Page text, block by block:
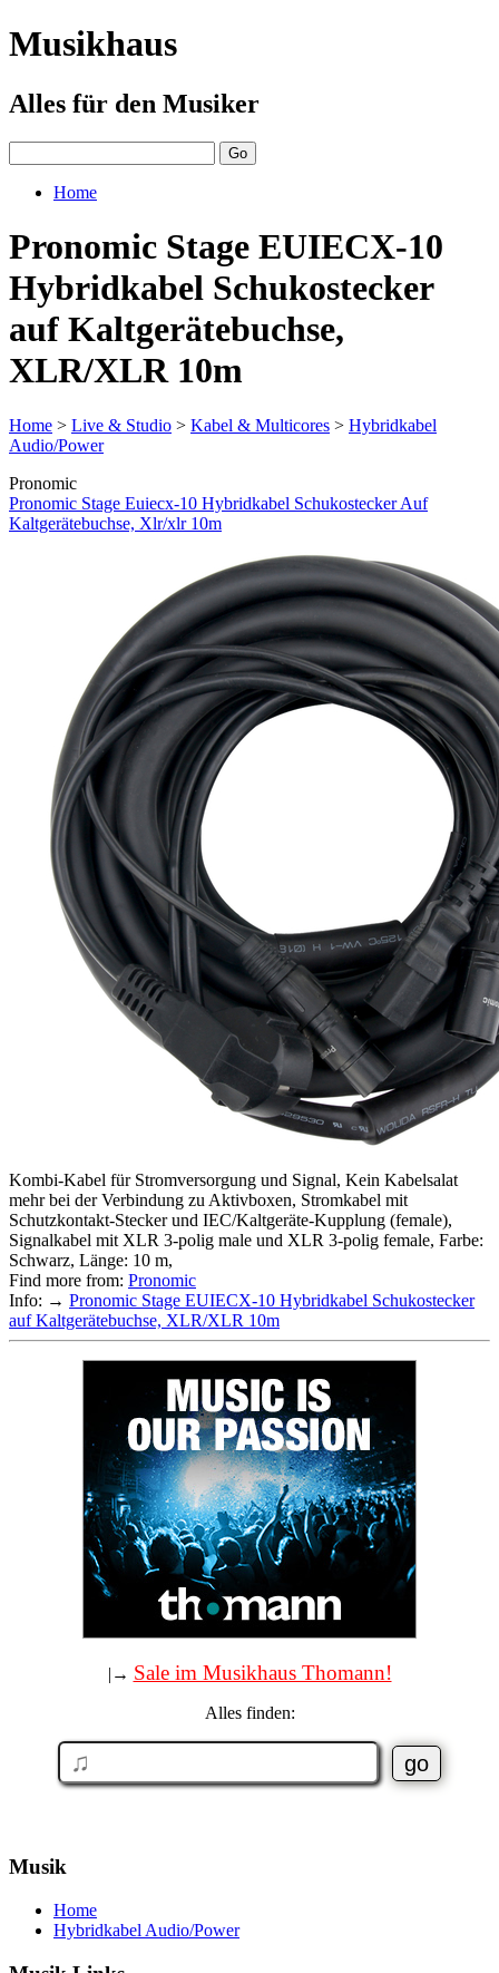
Musikhaus
Alles für den Musiker
Home
Pronomic Stage EUIECX-10
Hybridkabel Schukostecker
auf Kaltgerätebuchse,
XLR/XLR 10m
Home > Live & Studio > Kabel & Multicores > Hybridkabel
Audio/Power
Pronomic
Pronomic Stage Euiecx-10 Hybridkabel Schukostecker Auf
Kaltgerätebuchse, Xlr/xlr 10m
Kombi-Kabel für Stromversorgung und Signal, Kein Kabelsalat
mehr bei der Verbindung zu Aktivboxen, Stromkabel mit
Schutzkontakt-Stecker und IEC/Kaltgeräte-Kupplung (female),
Signalkabel mit XLR 3-polig male und XLR 3-polig female, Farbe:
Schwarz, Länge: 10 m,
Find more from: Pronomic
Info: → Pronomic Stage EUIECX-10 Hybridkabel Schukostecker
auf Kaltgerätebuchse, XLR/XLR 10m
|→ Sale im Musikhaus Thomann!
Alles finden:
Musik
Home
Hybridkabel Audio/Power